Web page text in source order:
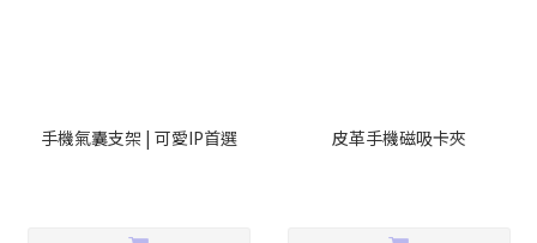
手機氣囊支架 | 可愛IP首選 皮革手機磁吸卡夾